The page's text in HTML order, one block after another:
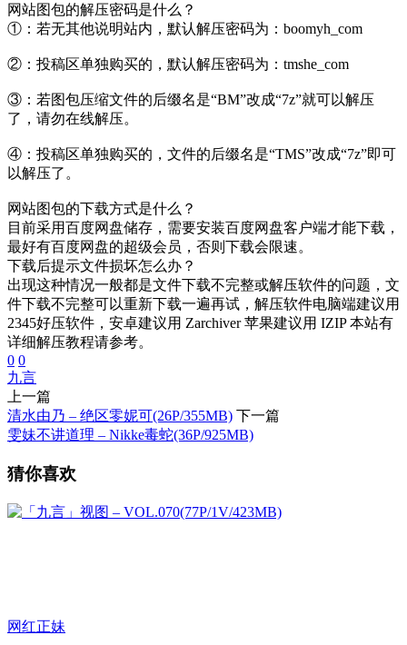
网站图包的解压密码是什么？
①：若无其他说明站内，默认解压密码为：boomyh_com
②：投稿区单独购买的，默认解压密码为：tmshe_com
③：若图包压缩文件的后缀名是“BM”改成“7z”就可以解压
了，请勿在线解压。
④：投稿区单独购买的，文件的后缀名是“TMS”改成“7z”即可
以解压了。
网站图包的下载方式是什么？
目前采用百度网盘储存，需要安装百度网盘客户端才能下载，
最好有百度网盘的超级会员，否则下载会限速。
下载后提示文件损坏怎么办？
出现这种情况一般都是文件下载不完整或解压软件的问题，文
件下载不完整可以重新下载一遍再试，解压软件电脑端建议用
2345好压软件，安卓建议用 Zarchiver 苹果建议用 IZIP 本站有
详细解压教程请参考。
0 0
九言
上一篇
清水由乃 – 绝区零妮可(26P/355MB) 下一篇
雯妹不讲道理 – Nikke毒蛇(36P/925MB)
猜你喜欢
网红正妹